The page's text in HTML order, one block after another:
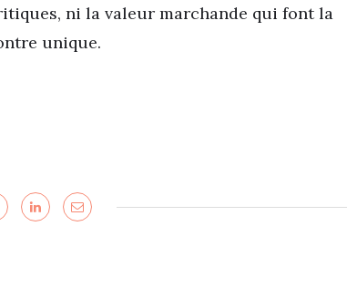
ni la valeur marchande qui font la
unique.